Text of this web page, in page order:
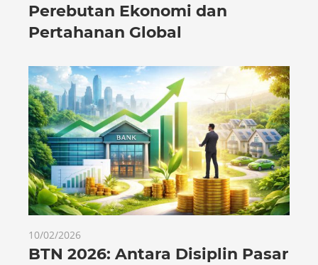
Perebutan Ekonomi dan
Pertahanan Global
10/02/2026
BTN 2026: Antara Disiplin Pasar